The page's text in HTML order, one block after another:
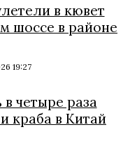
в кювет
шоссе в районе
19:27
четыре раза
краба в Китай